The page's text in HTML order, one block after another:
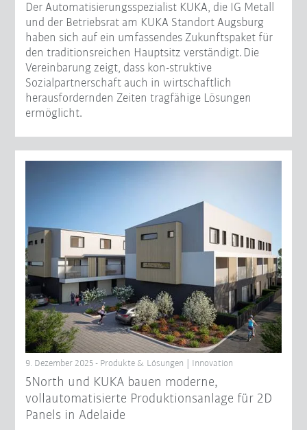
Der Automatisierungsspezialist KUKA, die IG Metall
und der Betriebsrat am KUKA Standort Augsburg
haben sich auf ein umfassendes Zukunftspaket für
den traditionsreichen Hauptsitz verständigt. Die
Vereinbarung zeigt, dass kon-struktive
Sozialpartnerschaft auch in wirtschaftlich
herausfordernden Zeiten tragfähige Lösungen
ermöglicht.
9. Dezember 2025 - Produkte & Lösungen | Innovation
5North und KUKA bauen moderne,
vollautomatisierte Produktionsanlage für 2D
Panels in Adelaide